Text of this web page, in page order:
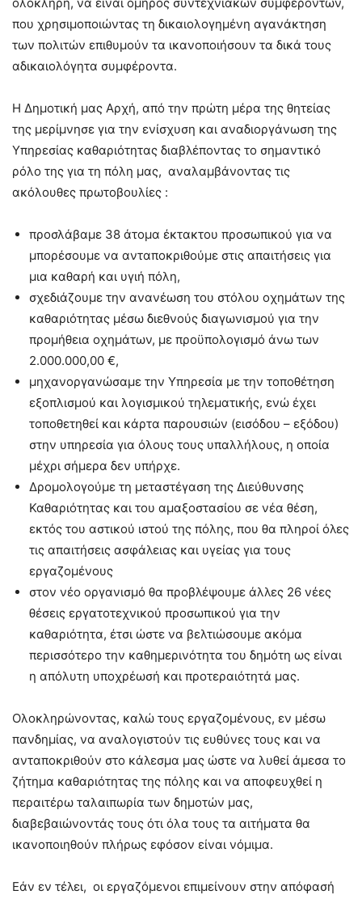
που χρησιμοποιώντας τη δικαιολογημένη αγανάκτηση
των πολιτών επιθυμούν τα ικανοποιήσουν τα δικά τους
αδικαιολόγητα συμφέροντα.
Η Δημοτική μας Αρχή, από την πρώτη μέρα της θητείας
της μερίμνησε για την ενίσχυση και αναδιοργάνωση της
Υπηρεσίας καθαριότητας διαβλέποντας το σημαντικό
ρόλο της για τη πόλη μας, αναλαμβάνοντας τις
ακόλουθες πρωτοβουλίες :
προσλάβαμε 38 άτομα έκτακτου προσωπικού για να
μπορέσουμε να ανταποκριθούμε στις απαιτήσεις για
μια καθαρή και υγιή πόλη,
σχεδιάζουμε την ανανέωση του στόλου οχημάτων της
καθαριότητας μέσω διεθνούς διαγωνισμού για την
προμήθεια οχημάτων, με προϋπολογισμό άνω των
2.000.000,00 €,
μηχανοργανώσαμε την Υπηρεσία με την τοποθέτηση
εξοπλισμού και λογισμικού τηλεματικής, ενώ έχει
τοποθετηθεί και κάρτα παρουσιών (εισόδου – εξόδου)
στην υπηρεσία για όλους τους υπαλλήλους, η οποία
μέχρι σήμερα δεν υπήρχε.
Δρομολογούμε τη μεταστέγαση της Διεύθυνσης
Καθαριότητας και του αμαξοστασίου σε νέα θέση,
εκτός του αστικού ιστού της πόλης, που θα πληροί όλες
τις απαιτήσεις ασφάλειας και υγείας για τους
εργαζομένους
στον νέο οργανισμό θα προβλέψουμε άλλες 26 νέες
θέσεις εργατοτεχνικού προσωπικού για την
καθαριότητα, έτσι ώστε να βελτιώσουμε ακόμα
περισσότερο την καθημερινότητα του δημότη ως είναι
η απόλυτη υποχρέωσή και προτεραιότητά μας.
Ολοκληρώνοντας, καλώ τους εργαζομένους, εν μέσω
πανδημίας, να αναλογιστούν τις ευθύνες τους και να
ανταποκριθούν στο κάλεσμα μας ώστε να λυθεί άμεσα το
ζήτημα καθαριότητας της πόλης και να αποφευχθεί η
περαιτέρω ταλαιπωρία των δημοτών μας,
διαβεβαιώνοντάς τους ότι όλα τους τα αιτήματα θα
ικανοποιηθούν πλήρως εφόσον είναι νόμιμα.
Εάν εν τέλει, οι εργαζόμενοι επιμείνουν στην απόφασή